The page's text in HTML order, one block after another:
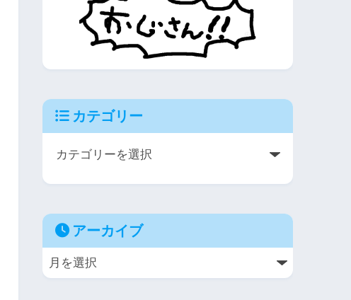
カテゴリー
アーカイブ